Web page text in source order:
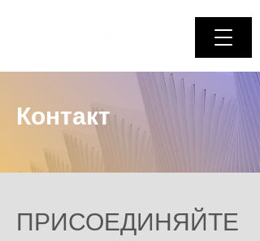
Контакт
ПРИСОЕДИНЯЙТЕ